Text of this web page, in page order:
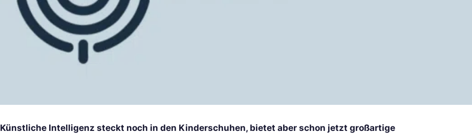
Künstliche Intelligenz steckt noch in den Kinderschuhen, bietet aber schon jetzt großartige